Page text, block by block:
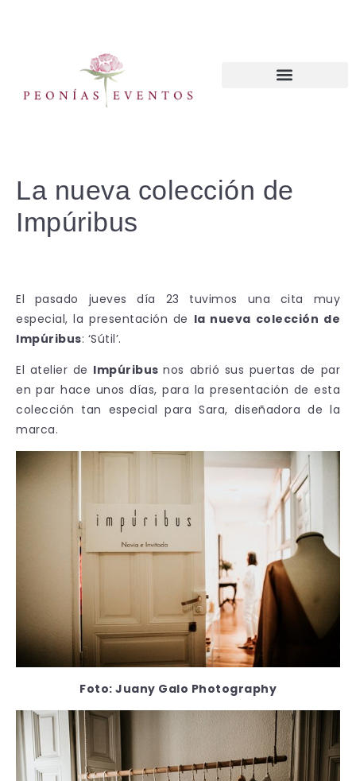
La nueva colección de
Impúribus
El pasado jueves día 23 tuvimos una cita muy
especial, la presentación de la nueva colección de
Impúribus: ‘Sútil’.
El atelier de Impúribusnos abrió sus puertas de par
en par hace unos días, para la presentación de esta
colección tan especial para Sara, diseñadora de la
marca.
Foto: Juany Galo Photography